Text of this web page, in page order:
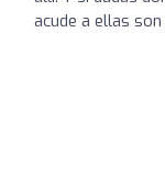
acude a ellas